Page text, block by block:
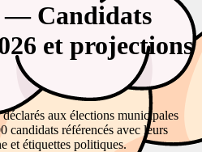
— Candidats
et projections
aux élections municipales
candidats référencés avec leurs
et étiquettes politiques.